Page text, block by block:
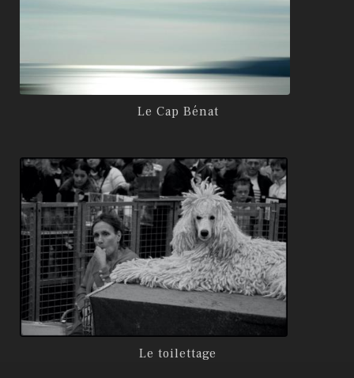
Le Cap Bénat
Le toilettage